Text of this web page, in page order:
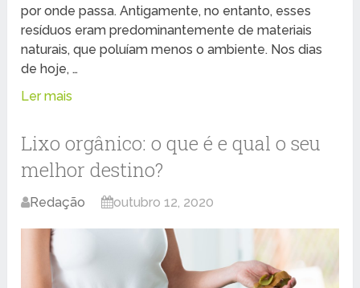
por onde passa. Antigamente, no entanto, esses
resíduos eram predominantemente de materiais
naturais, que poluíam menos o ambiente. Nos dias
de hoje, …
Ler mais
Lixo orgânico: o que é e qual o seu
melhor destino?
Redação outubro 12, 2020